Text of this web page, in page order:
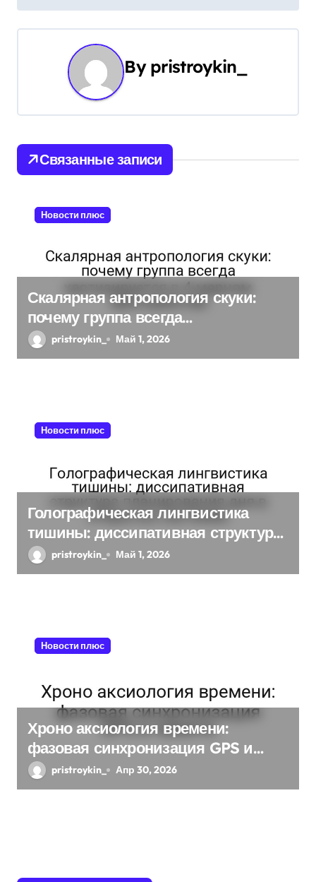
а
я
п
о
и
я
By pristroykin_
Связанные записи
Новости плюс
Скалярная антропология скуки:
почему группа всегда
хаотизируется в 4-мерном
пространстве
pristroykin_ Май 1, 2026
Новости плюс
Голографическая лингвистика
тишины: диссипативная структура
планирования дня в открытых
системах
pristroykin_ Май 1, 2026
Новости плюс
Хроно аксиология времени:
фазовая синхронизация GPS и
памяти
pristroykin_ Апр 30, 2026